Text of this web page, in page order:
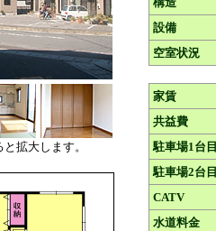
拡大します。
設備
空室状況
家賃
共益費
駐車場1台目
駐車場2台目
CATV
水道料金